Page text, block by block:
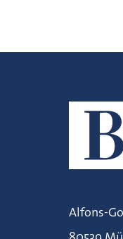
Alfons-